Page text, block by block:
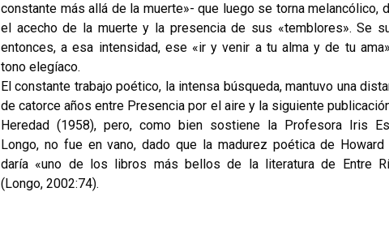
constante más allá de la muerte»- que luego se torna melancólico,
el acecho de la muerte y la presencia de sus «temblores». Se
entonces, a esa intensidad, ese «ir y venir a tu alma y de tu
tono elegíaco.
El constante trabajo poético, la intensa búsqueda, mantuvo una
de catorce años entre Presencia por el aire y la siguiente
Heredad (1958), pero, como bien sostiene la Profesora Iris
Longo, no fue en vano, dado que la madurez poética de Howard
daría «uno de los libros más bellos de la literatura de Entre
(Longo, 2002:74).